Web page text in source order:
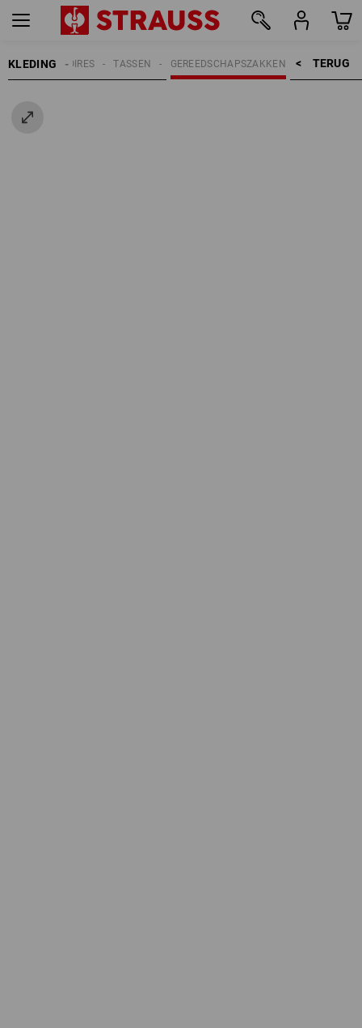
KLEDING TERUG    >
GEREEDSCHAPSZAKKEN
TASSEN
ACCESSOIRES